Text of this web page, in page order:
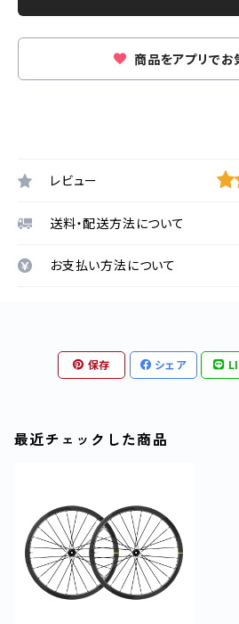
商品をアプリでお
レビュー
送料・配送方法について
お支払い方法について
保存 シェア
最近チェックした商品